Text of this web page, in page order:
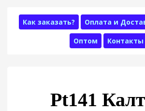
Как заказать? Оплата и
Оптом Контакты
Pt141